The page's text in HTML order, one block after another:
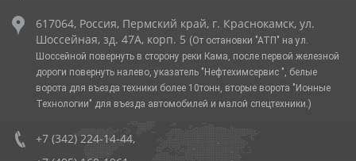
617064, Россия, Пермский край, г. Краснокамск, ул.
Шоссейная, зд. 47А, корп. 5 (От остановки "АТП" на ул.
Шоссейной повернуть в сторону реки Кама, после первой железной
дороги повернуть налево, указатель "Нефтехимсервис ", белые
ворота для въезда техники более 10тонн, вторые ворота "Ионные
Технологии" для въезда автомобилей и малой спецтехники.)
+7 (342) 224-14-44,